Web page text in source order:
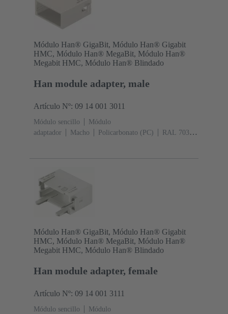
Módulo Han® GigaBit, Módulo Han® Gigabit
HMC, Módulo Han® MegaBit, Módulo Han®
Megabit HMC, Módulo Han® Blindado
Han module adapter, male
Artículo Nº: 09 14 001 3011
Módulo sencillo
Módulo
adaptador
Macho Policarbonato (PC)
RAL 7032
Módulo Han® GigaBit, Módulo Han® Gigabit
HMC, Módulo Han® MegaBit, Módulo Han®
Megabit HMC, Módulo Han® Blindado
Han module adapter, female
Artículo Nº: 09 14 001 3111
Módulo sencillo
Módulo